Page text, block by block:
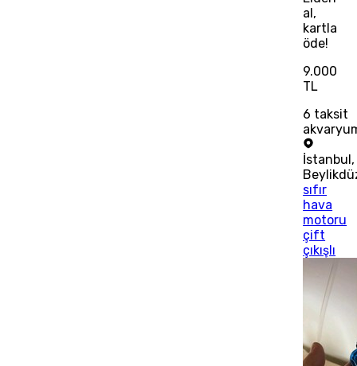
al,
kartla
öde!
9.000
TL
6 taksit
İstanbul ,
sıfır
hava
motoru
çift
çıkışlı